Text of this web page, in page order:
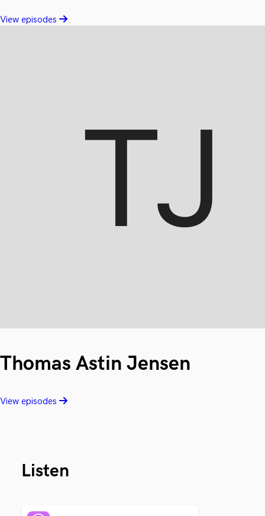
View episodes
Thomas Astin Jensen
View episodes
Listen